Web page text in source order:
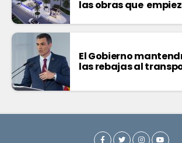
las obras que
El Gobierno
las rebajas al